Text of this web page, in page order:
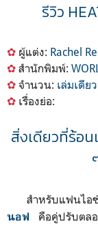
รีวิว
✿ ผู้แต่ง: Rachel
✿ สำนักพิมพ์:
✿ จำนวน: เล่มเดีย
✿ เรื่องย่อ:
สิ่งเดียวที่ร้อน
สำหรับแฟนไอซ์
นอฟ คือคู่ปรับตล